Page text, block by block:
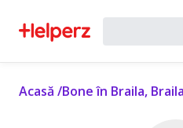
Acasă /Bone în Braila, Braila